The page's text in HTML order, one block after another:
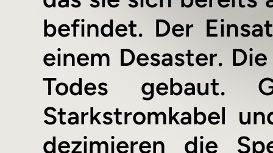
befindet. Der
einem Desaster.
Todes gebaut.
Starkstromkabel
dezimieren die